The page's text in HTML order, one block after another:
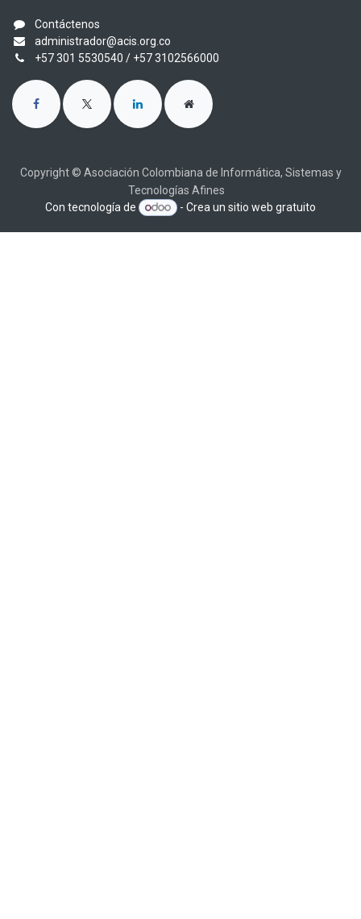
Contáctenos
administrador@acis.org.co
+57 301 5530540 / +57 3102566000
Copyright © Asociación Colombiana de Informática, Sistemas y
Tecnologías Afines
Con tecnología de
- Crea unsitio web gratuito